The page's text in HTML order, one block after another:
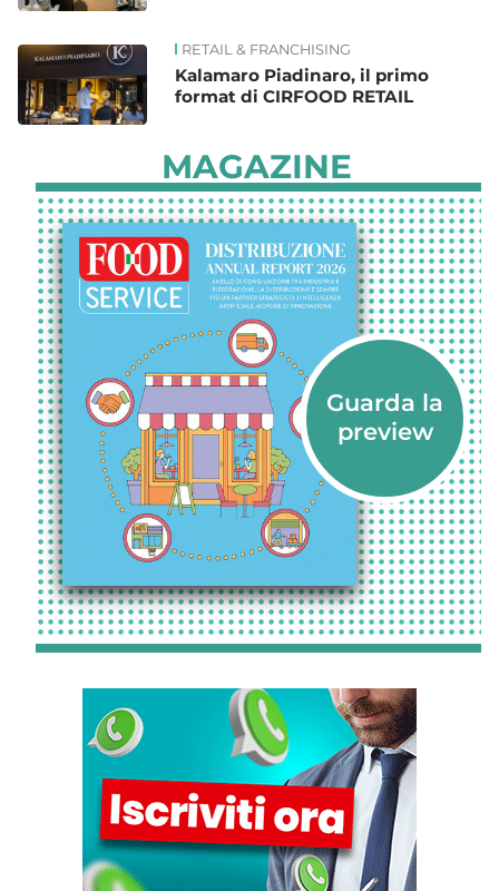
RETAIL & FRANCHISING
Kalamaro Piadinaro, il primo
format di CIRFOOD RETAIL
MAGAZINE